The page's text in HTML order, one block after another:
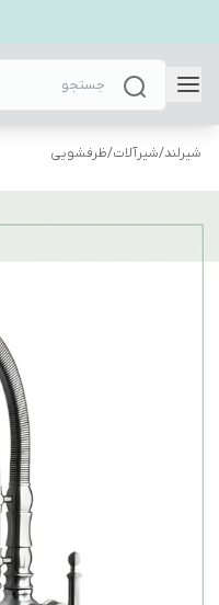
شیرلند/شیرآلات/ظرفشویی